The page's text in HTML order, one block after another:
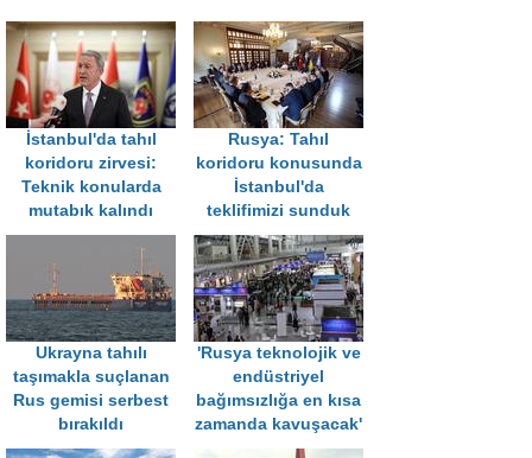
İstanbul'da tahıl
koridoru zirvesi:
Teknik konularda
mutabık kalındı
Rusya: Tahıl
koridoru konusunda
İstanbul'da
teklifimizi sunduk
Ukrayna tahılı
taşımakla suçlanan
Rus gemisi serbest
bırakıldı
'Rusya teknolojik ve
endüstriyel
bağımsızlığa en kısa
zamanda kavuşacak'